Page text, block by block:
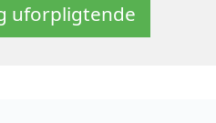
uforpligtende